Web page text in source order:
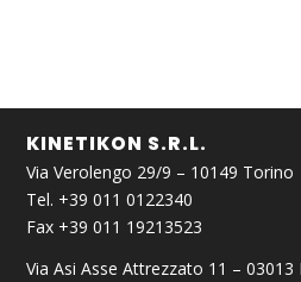
KINETIKON S.R.L.
Via Verolengo 29/9 – 10149 Torino
Tel. +39 011 0122340
Fax +39 011 19213523
Via Asi Asse Attrezzato 11 – 03013